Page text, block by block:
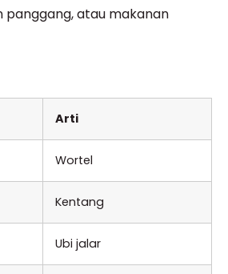
panggang, atau makanan
Arti
Wortel
Kentang
Ubi jalar